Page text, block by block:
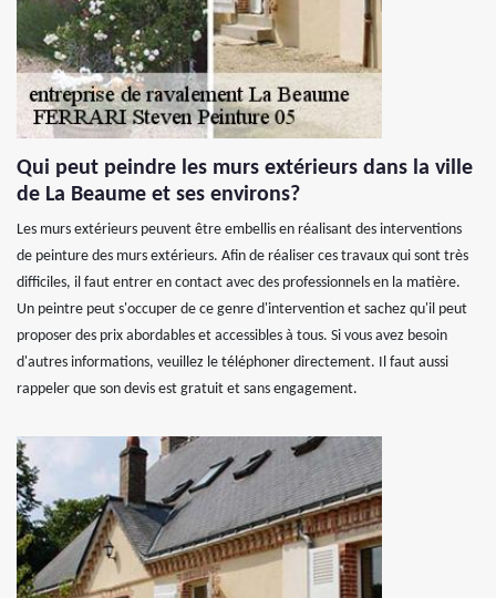
Qui peut peindre les murs extérieurs dans la ville
de La Beaume et ses environs?
Les murs extérieurs peuvent être embellis en réalisant des interventions
de peinture des murs extérieurs. Afin de réaliser ces travaux qui sont très
difficiles, il faut entrer en contact avec des professionnels en la matière.
Un peintre peut s'occuper de ce genre d'intervention et sachez qu'il peut
proposer des prix abordables et accessibles à tous. Si vous avez besoin
d'autres informations, veuillez le téléphoner directement. Il faut aussi
rappeler que son devis est gratuit et sans engagement.